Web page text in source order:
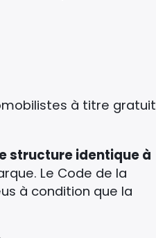
à titre gratuit
structure identique à
Le Code de la
à condition que la